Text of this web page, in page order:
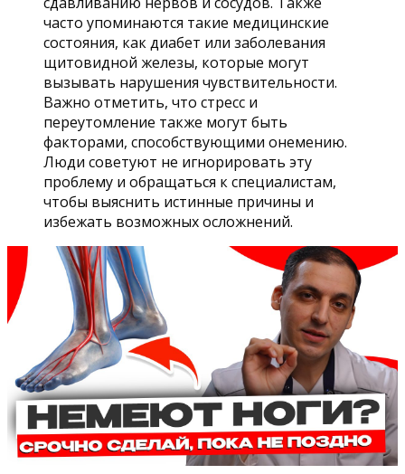
часто упоминаются такие медицинские
состояния, как диабет или заболевания
щитовидной железы, которые могут
вызывать нарушения чувствительности.
Важно отметить, что стресс и
переутомление также могут быть
факторами, способствующими онемению.
Люди советуют не игнорировать эту
проблему и обращаться к специалистам,
чтобы выяснить истинные причины и
избежать возможных осложнений.